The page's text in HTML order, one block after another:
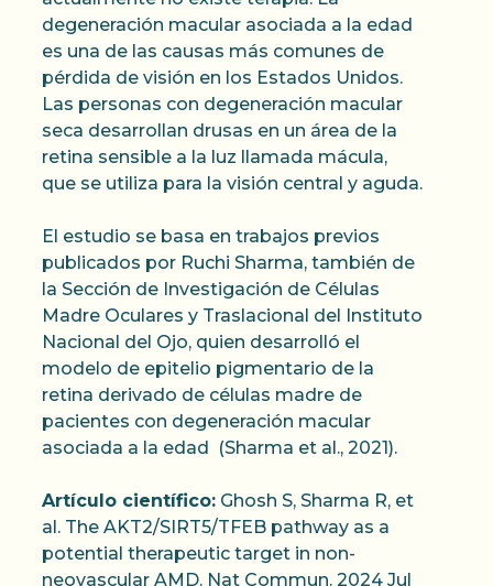
degeneración macular asociada a la edad
es una de las causas más comunes de
pérdida de visión en los Estados Unidos.
Las personas con degeneración macular
seca desarrollan drusas en un área de la
retina sensible a la luz llamada mácula,
que se utiliza para la visión central y aguda.
El estudio se basa en trabajos previos
publicados por Ruchi Sharma, también de
la Sección de Investigación de Células
Madre Oculares y Traslacional del Instituto
Nacional del Ojo, quien desarrolló el
modelo de epitelio pigmentario de la
retina derivado de células madre de
pacientes con degeneración macular
asociada a la edad (Sharma et al., 2021).
Artículo científico: Ghosh S, Sharma R, et
al. The AKT2/SIRT5/TFEB pathway as a
potential therapeutic target in non-
neovascular AMD. Nat Commun. 2024 Jul